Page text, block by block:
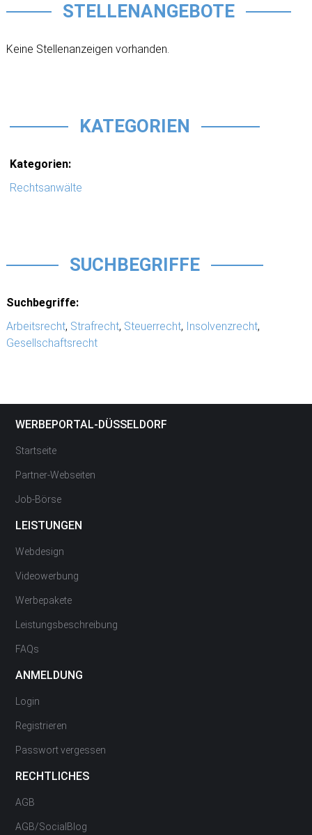
STELLENANGEBOTE
Keine Stellenanzeigen vorhanden.
KATEGORIEN
Kategorien:
Rechtsanwälte
SUCHBEGRIFFE
Suchbegriffe:
Arbeitsrecht, Strafrecht, Steuerrecht, Insolvenzrecht,
Gesellschaftsrecht
WERBEPORTAL-DÜSSELDORF
Startseite
Partner-Webseiten
Job-Börse
LEISTUNGEN
Webdesign
Videowerbung
Werbepakete
Leistungsbeschreibung
FAQs
ANMELDUNG
Login
Registrieren
Passwort vergessen
RECHTLICHES
AGB
AGB/SocialBlog